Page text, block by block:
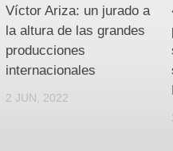
Víctor Ariza: un jurado a
la altura de las grandes
producciones
internacionales
2 JUN, 2022